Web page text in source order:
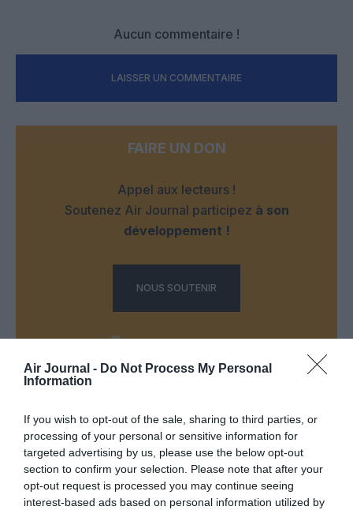
Air Journal - Do Not Process My Personal
Information
If you wish to opt-out of the sale, sharing to third parties, or
processing of your personal or sensitive information for
targeted advertising by us, please use the below opt-out
section to confirm your selection. Please note that after your
opt-out request is processed you may continue seeing
interest-based ads based on personal information utilized by
Aucun commentaire !
LAISSER UN COMMENTAIRE
FAIRE UN DON
Appel aux lecteurs !
Soutenez Air Journal participez à son
développement !
NOUS SOUTENIR
DERNIERS COMMENTAIRES
a commenté l'article :
Flynas ouvre une ligne directe entre Médine et